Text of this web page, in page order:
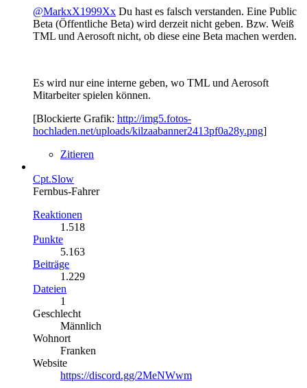
@MarkxX1999Xx Du hast es falsch verstanden. Eine Public
Beta (Öffentliche Beta) wird derzeit nicht geben. Bzw. Weiß
TML und Aerosoft nicht, ob diese eine Beta machen werden.
Es wird nur eine interne geben, wo TML und Aerosoft
Mitarbeiter spielen können.
[Blockierte Grafik: http://img5.fotos-
hochladen.net/uploads/kilzaabanner2413pf0a28y.png]
Zitieren
Cpt.Slow
Fernbus-Fahrer
Reaktionen
1.518
Punkte
5.163
Beiträge
1.229
Dateien
1
Geschlecht
Männlich
Wohnort
Franken
Website
https://discord.gg/2MeNWwm